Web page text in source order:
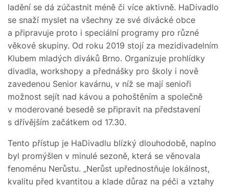
ladění se dá zúčastnit méně či více aktivně. HaDivadlo
se snaží myslet na všechny ze své divácké obce
a připravuje proto i speciální programy pro různé
věkové skupiny. Od roku 2019 stojí za mezidivadelním
Klubem mladých diváků Brno. Organizuje prohlídky
divadla, workshopy a přednášky pro školy i nově
zavedenou Senior kavárnu, v níž se mají senioři
možnost sejít nad kávou a pohoštěním a společně
v moderované besedě se připravit na představení
s dřívějším začátkem od 17.30.
Tento přístup je HaDivadlu blízký dlouhodobě, naplno
byl promýšlen v minulé sezoně, která se věnovala
fenoménu Nerůstu. „Nerůst upřednostňuje lokálnost,
kvalitu před kvantitou a klade důraz na péči a vztahy